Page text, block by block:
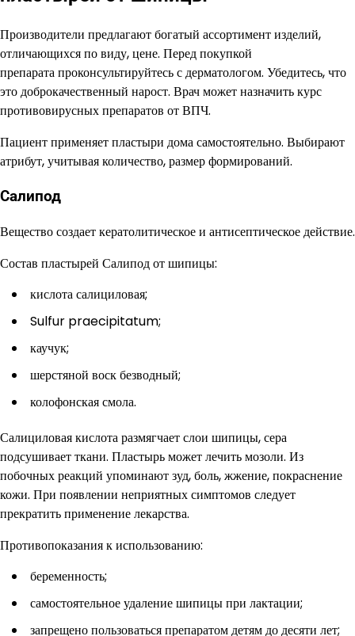
Производители предлагают богатый ассортимент изделий,
отличающихся по виду, цене. Перед покупкой
препарата проконсультируйтесь с дерматологом. Убедитесь, что
это доброкачественный нарост. Врач может назначить курс
противовирусных препаратов от ВПЧ.
Пациент применяет пластыри дома самостоятельно. Выбирают
атрибут, учитывая количество, размер формирований.
Салипод
Вещество создает кератолитическое и антисептическое действие.
Состав пластырей Салипод от шипицы:
кислота салициловая;
Sulfur praecipitatum;
каучук;
шерстяной воск безводный;
колофонская смола.
Салициловая кислота размягчает слои шипицы, сера
подсушивает ткани. Пластырь может лечить мозоли. Из
побочных реакций упоминают зуд, боль, жжение, покраснение
кожи. При появлении неприятных симптомов следует
прекратить применение лекарства.
Противопоказания к использованию:
беременность;
самостоятельное удаление шипицы при лактации;
запрещено пользоваться препаратом детям до десяти лет;